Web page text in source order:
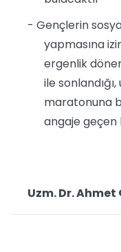
- Gençlerin
yapmasına
ergenlik
ile
maratonuna
angaje geçen
Uzm. Dr.